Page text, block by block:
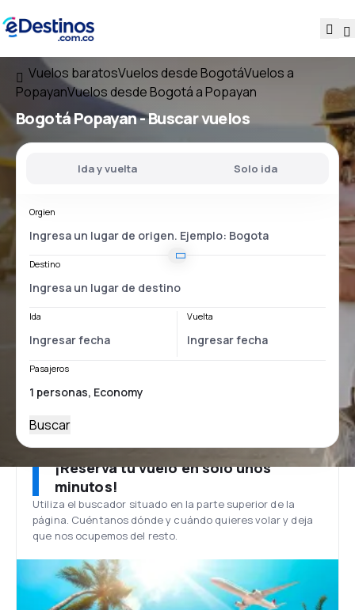
Vuelos baratosVuelos desde BogotáVuelos a
PopayanVuelos desde Bogotá a Popayan
Bogotá Popayan- Buscar vuelos
Ida y vuelta Solo ida
Orgien
Destino
Ida Vuelta
Pasajeros
Buscar
¡Reserva tu vuelo en solo unos
minutos!
Utiliza el buscador situado en la parte superior de la
página. Cuéntanos dónde y cuándo quieres volar y deja
que nos ocupemos del resto.